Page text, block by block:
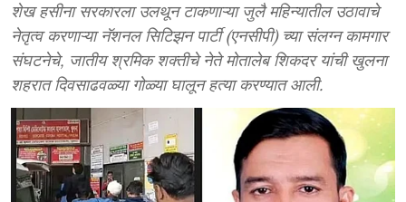
शेख हसीना सरकारला उलथून टाकणाऱ्या जुलै महिन्यातील उठावाचे
नेतृत्व करणाऱ्या नॅशनल सिटिझन पार्टी (एनसीपी) च्या संलग्न कामगार
संघटनेचे, जातीय श्रमिक शक्तीचे नेते मोतालेब शिकदर यांची खुलना
शहरात दिवसाढवळ्या गोळ्या घालून हत्या करण्यात आली.